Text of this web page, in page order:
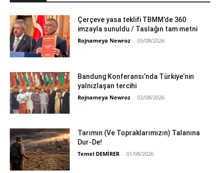
Çerçeve yasa teklifi TBMM’de 360
imzayla sunuldu / Taslağın tam metni
Rojnameya Newroz - 05/08/2026
Bandung Konferansı’nda Türkiye’nin
yalnızlaşan tercihi
Rojnameya Newroz - 02/08/2026
Tarımın (Ve Topraklarımızın) Talanına
Dur-De!
Temel DEMİRER - 01/08/2026